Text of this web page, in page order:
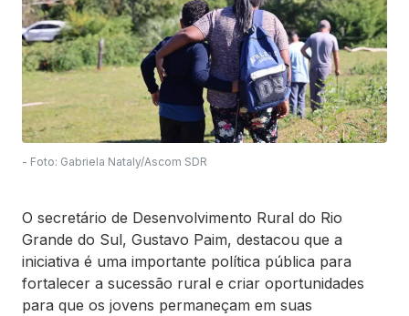
- Foto: Gabriela Nataly/Ascom SDR
O secretário de Desenvolvimento Rural do Rio
Grande do Sul, Gustavo Paim, destacou que a
iniciativa é uma importante política pública para
fortalecer a sucessão rural e criar oportunidades
para que os jovens permaneçam em suas